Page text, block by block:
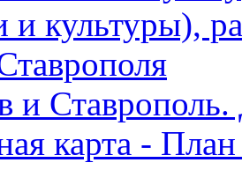
и культуры),
и
карта -